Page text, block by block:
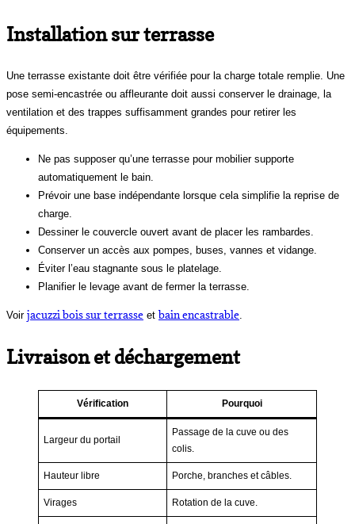
Installation sur terrasse
Une terrasse existante doit être vérifiée pour la charge totale remplie. Une
pose semi-encastrée ou affleurante doit aussi conserver le drainage, la
ventilation et des trappes suffisamment grandes pour retirer les
équipements.
Ne pas supposer qu’une terrasse pour mobilier supporte
automatiquement le bain.
Prévoir une base indépendante lorsque cela simplifie la reprise de
charge.
Dessiner le couvercle ouvert avant de placer les rambardes.
Conserver un accès aux pompes, buses, vannes et vidange.
Éviter l’eau stagnante sous le platelage.
Planifier le levage avant de fermer la terrasse.
Voir jacuzzi bois sur terrasse et bain encastrable.
Livraison et déchargement
Vérification Pourquoi
Largeur du portail
Passage de la cuve ou des
colis.
Hauteur libre Porche, branches et câbles.
Virages Rotation de la cuve.